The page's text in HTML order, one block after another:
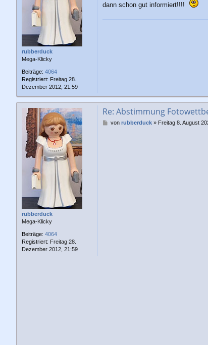
rubberduck
Mega-Klicky
Beiträge: 4064
Registriert: Freitag 28.
Dezember 2012, 21:59
g
dann schon gut informiert!!!!
rubberduck
Mega-Klicky
Beiträge: 4064
Registriert: Freitag 28.
Dezember 2012, 21:59
Re: Abstimmung
Bvon rubberduck» Freitag 8. August